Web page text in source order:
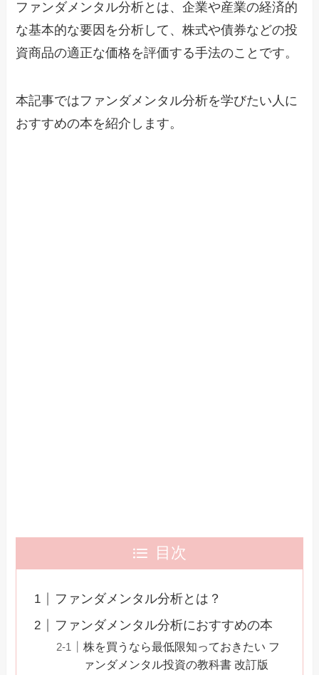
ファンダメンタル分析とは、企業や産業の経済的
な基本的な要因を分析して、株式や債券などの投
資商品の適正な価格を評価する手法のことです。
本記事ではファンダメンタル分析を学びたい人に
おすすめの本を紹介します。
目次
ファンダメンタル分析とは？
ファンダメンタル分析におすすめの本
株を買うなら最低限知っておきたい フ
ァンダメンタル投資の教科書 改訂版